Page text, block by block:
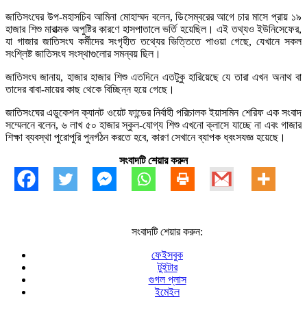
জাতিসংঘের উপ-মহাসচিব আমিনা মোহাম্মদ বলেন, ডিসেম্বরের আগে চার মাসে প্রায় ১৯
হাজার শিশু মারাত্মক অপুষ্টির কারণে হাসপাতালে ভর্তি হয়েছিল। এই তথ্যও ইউনিসেফের,
যা গাজার জাতিসংঘ কর্মীদের সংগৃহীত তথ্যের ভিত্তিতে পাওয়া গেছে, যেখানে সকল
সংশ্লিষ্ট জাতিসংঘ সংস্থাগুলোর সমন্বয় ছিল।
জাতিসংঘ জানায়, হাজার হাজার শিশু এতদিনে এতটুকু হারিয়েছে যে তারা এখন অনাথ বা
তাদের বাবা-মায়ের কাছ থেকে বিচ্ছিন্ন হয়ে গেছে।
জাতিসংঘের এডুকেশন ক্যানট ওয়েট ফান্ডের নির্বাহী পরিচালক ইয়াসমিন শেরিফ এক সংবাদ
সম্মেলনে বলেন, ৬ লাখ ৫০ হাজার স্কুল-যোগ্য শিশু এখনো ক্লাসে যাচ্ছে না এবং গাজার
শিক্ষা ব্যবস্থা পুরোপুরি পুনর্গঠন করতে হবে, কারণ সেখানে ব্যাপক ধ্বংসযজ্ঞ হয়েছে।
সংবাদটি শেয়ার করুন
সংবাদটি শেয়ার করুন:
ফেইসবুক
টুইটার
গুগল প্লাস
ইমেইল